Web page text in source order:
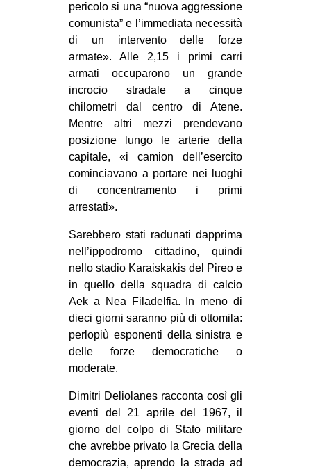
MANIFESTI
RECENSIONI
INTERNAZIONALE
AFRICA
AMERICHE
ESTREMO ORIENTE
EUROPA
EVENTI
in
Fb
bsky
ms
SEARCH
pericolo si una “nuova aggressione
comunista” e l’immediata necessità
di un intervento delle forze
armate». Alle 2,15 i primi carri
armati occuparono un grande
incrocio stradale a cinque
chilometri dal centro di Atene.
Mentre altri mezzi prendevano
posizione lungo le arterie della
capitale, «i camion dell’esercito
cominciavano a portare nei luoghi
di concentramento i primi
arrestati».
Sarebbero stati radunati dapprima
nell’ippodromo cittadino, quindi
nello stadio Karaiskakis del Pireo e
in quello della squadra di calcio
Aek a Nea Filadelfia. In meno di
dieci giorni saranno più di ottomila:
perlopiù esponenti della sinistra e
delle forze democratiche o
moderate.
Dimitri Deliolanes racconta così gli
eventi del 21 aprile del 1967, il
giorno del colpo di Stato militare
che avrebbe privato la Grecia della
democrazia, aprendo la strada ad